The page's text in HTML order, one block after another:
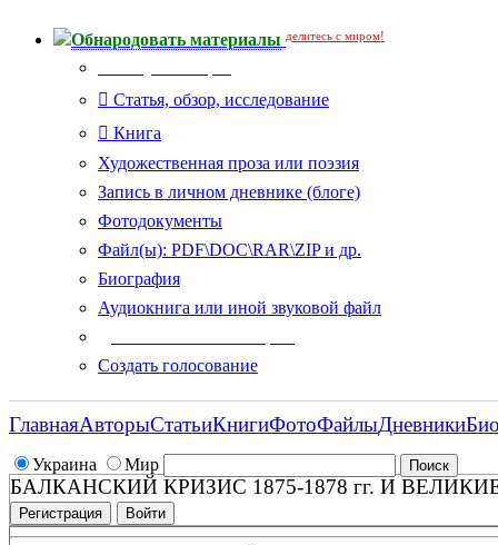
Обнародовать материалы делитесь с миром!
Статья, обзор, исследование
Книга
Художественная проза или поэзия
Запись в личном дневнике (блоге)
Фотодокументы
Файл(ы): PDF\DOC\RAR\ZIP и др.
Биография
Аудиокнига или иной звуковой файл
Создать голосование
Украина Мир
ГлавнаяАвторыСтатьиКнигиФотоФайлыДневники
БАЛКАНСКИЙ КРИЗИС 1875-1878 гг. И
Регистрация Войти